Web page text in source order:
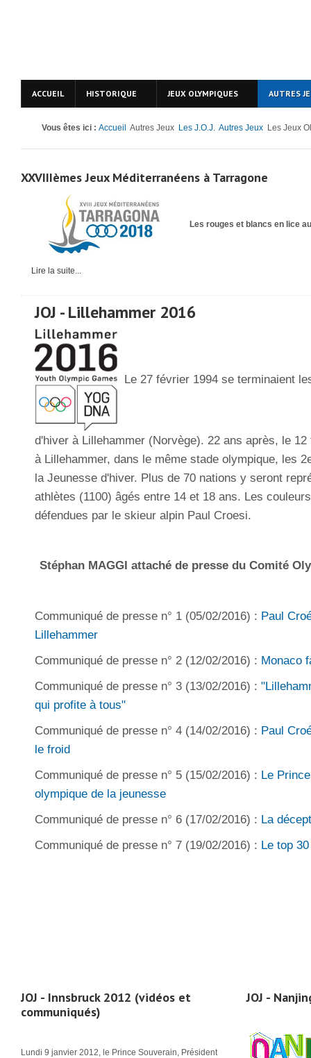
ACCUEIL HISTORIQUE JEUX OLYMPIQUES AUTRES
Vous êtes ici : Accueil Autres Jeux Les J.O.J. Autres Jeux Les Jeux
XXVIIIèmes Jeux Méditerranéens à Tarragone
Les rouges et blancs en lice
Lire la suite...
JOJ - Lillehammer 2016
Le 27 février 1994 se terminaient
d'hiver à Lillehammer (Norvège). 22 ans après, le
à Lillehammer, dans le même stade olympique, les
la Jeunesse d'hiver. Plus de 70 nations y seront
athlètes (1100) âgés entre 14 et 18 ans. Les
défendues par le skieur alpin Paul Croesi.
Stéphan MAGGI attaché de presse du Comité
Communiqué de presse n° 1 (05/02/2016) : Paul
Lillehammer
Communiqué de presse n° 2 (12/02/2016) : Monaco
Communiqué de presse n° 3 (13/02/2016) :
qui profite à tous"
Communiqué de presse n° 4 (14/02/2016) : Paul
le froid
Communiqué de presse n° 5 (15/02/2016) : Le
olympique de la jeunesse
Communiqué de presse n° 6 (17/02/2016) : La
Communiqué de presse n° 7 (19/02/2016) : Le top
JOJ - Innsbruck 2012 (vidéos et
communiqués)
Lundi 9 janvier 2012, le Prince Souverain, Président
JOJ -